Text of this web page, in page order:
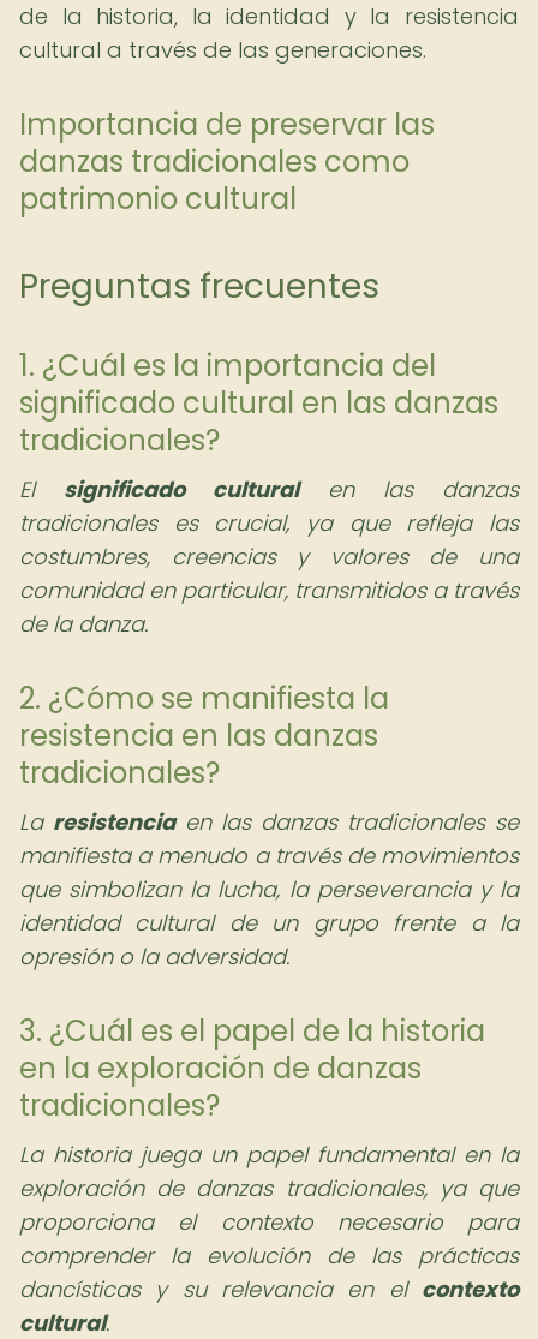
de la historia, la identidad y la resistencia
cultural a través de las generaciones.
Importancia de preservar las
danzas tradicionales como
patrimonio cultural
Preguntas frecuentes
1. ¿Cuál es la importancia del
significado cultural en las danzas
tradicionales?
El significado culturalen las danzas
tradicionales es crucial, ya que refleja las
costumbres, creencias y valores de una
comunidad en particular, transmitidos a través
de la danza.
2. ¿Cómo se manifiesta la
resistencia en las danzas
tradicionales?
La resistenciaen las danzas tradicionales se
manifiesta a menudo a través de movimientos
que simbolizan la lucha, la perseverancia y la
identidad cultural de un grupo frente a la
opresión o la adversidad.
3. ¿Cuál es el papel de la historia
en la exploración de danzas
tradicionales?
La historia juega un papel fundamental en la
exploración de danzas tradicionales, ya que
proporciona el contexto necesario para
comprender la evolución de las prácticas
dancísticas y su relevancia en el contexto
cultural.